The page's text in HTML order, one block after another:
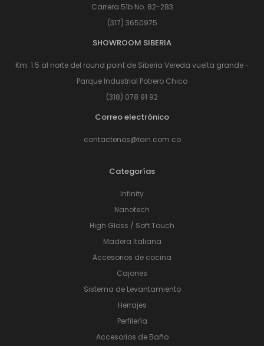
Carrera 51b No. 82-283
(317) 3650975
SHOWROOM SIBERIA
Km. 1.5 al norte del round point de Siberia Vereda vuelta grande -
Parque Industrial Potrero Chico
(318) 078 91 92
Correo electrónico
contactenos@toin.com.co
Categorías
Infinity
Nanotech
High Gloss / Soft Touch
Madera Italiana
Accesorios de cocina
Cajones
Sistema de Levantamiento
Herrajes
Perfilería
Accesorios de Baño